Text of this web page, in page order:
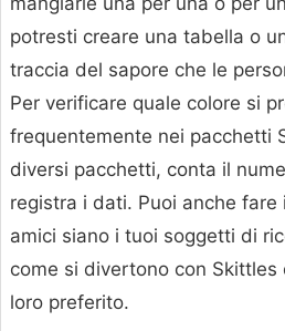
potresti creare una tabella o
traccia del sapore che le
Per verificare quale colore si
frequentemente nei pacchetti
diversi pacchetti, conta il
registra i dati. Puoi anche
amici siano i tuoi soggetti di
come si divertono con Skittles
loro preferito.